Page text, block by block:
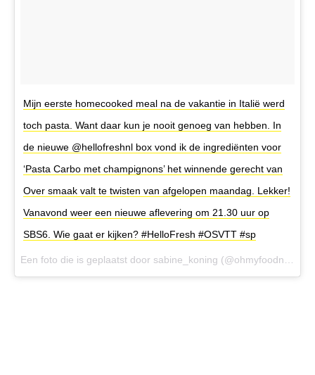
Mijn eerste homecooked meal na de vakantie in Italië werd
toch pasta. Want daar kun je nooit genoeg van hebben. In
de nieuwe @hellofreshnl box vond ik de ingrediënten voor
‘Pasta Carbo met champignons’ het winnende gerecht van
Over smaak valt te twisten van afgelopen maandag. Lekker!
Vanavond weer een nieuwe aflevering om 21.30 uur op
SBS6. Wie gaat er kijken? #HelloFresh #OSVTT #sp
Een foto die is geplaatst door sabine_koning (@ohmyfoodnessnl) op